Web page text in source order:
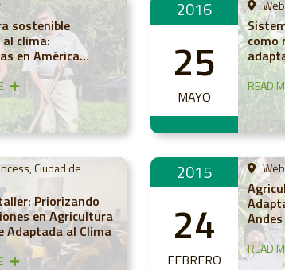
sostenible
clima:
en América
para
2016
25
MAYO
como
READ
Ciudad de
Priorizando
en Agricultura
Adaptada al Clima
2015
24
FEBRERO
Andes
READ